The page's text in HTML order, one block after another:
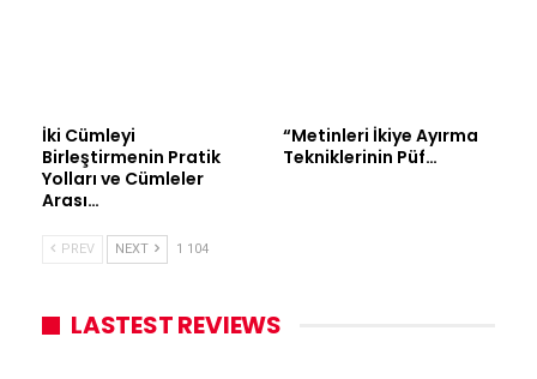
İki Cümleyi
Birleştirmenin Pratik
Yolları ve Cümleler
Arası…
“Metinleri İkiye Ayırma
Tekniklerinin Püf…
PREV NEXT 1 104
LASTEST REVIEWS